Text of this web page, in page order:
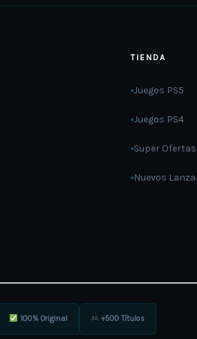
page
TIENDA
Juegos PS5
Juegos PS4
Super Ofertas
Nuevos
100% Original +500 Títulos